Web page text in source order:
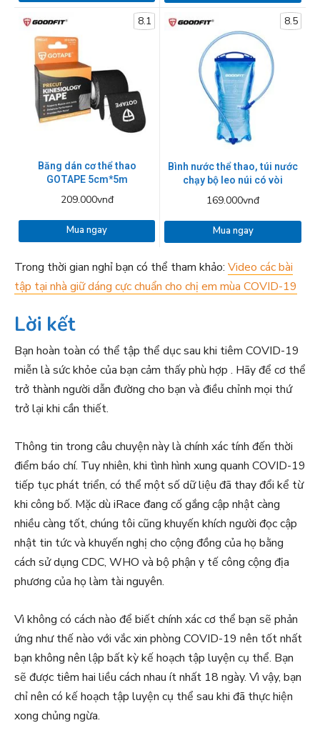
8.1
Băng dán cơ thể thao
GOTAPE 5cm*5m
209.000vnđ
Mua ngay
8.5
Bình nước thể thao, túi nước
chạy bộ leo núi có vòi
169.000vnđ
Mua ngay
Trong thời gian nghỉ bạn có thể tham khảo: Video các bài
tập tại nhà giữ dáng cực chuẩn cho chị em mùa COVID-19
Lời kết
Bạn hoàn toàn có thể tập thể dục sau khi tiêm COVID-19
miễn là sức khỏe của bạn cảm thấy phù hợp . Hãy để cơ thể
trở thành người dẫn đường cho bạn và điều chỉnh mọi thứ
trở lại khi cần thiết.
Thông tin trong câu chuyện này là chính xác tính đến thời
điểm báo chí. Tuy nhiên, khi tình hình xung quanh COVID-19
tiếp tục phát triển, có thể một số dữ liệu đã thay đổi kể từ
khi công bố. Mặc dù iRace đang cố gắng cập nhật càng
nhiều càng tốt, chúng tôi cũng khuyến khích người đọc cập
nhật tin tức và khuyến nghị cho cộng đồng của họ bằng
cách sử dụng CDC, WHO và bộ phận y tế công cộng địa
phương của họ làm tài nguyên.
Vì không có cách nào để biết chính xác cơ thể bạn sẽ phản
ứng như thế nào với vắc xin phòng COVID-19 nên tốt nhất
bạn không nên lập bất kỳ kế hoạch tập luyện cụ thể. Bạn
sẽ được tiêm hai liều cách nhau ít nhất 18 ngày. Vì vậy, bạn
chỉ nên có kế hoạch tập luyện cụ thể sau khi đã thực hiện
xong chủng ngừa.